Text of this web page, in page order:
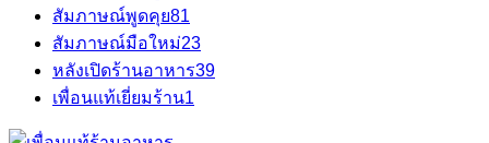
สัมภาษณ์พูดคุย81
สัมภาษณ์มือใหม่23
หลังเปิดร้านอาหาร39
เพื่อนแท้เยี่ยมร้าน1